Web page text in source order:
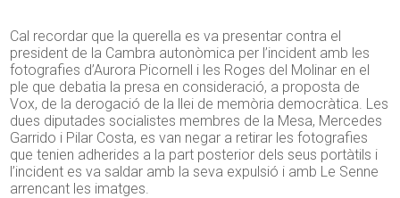
Cal recordar que la querella es va presentar contra el
president de la Cambra autonòmica per l’incident amb les
fotografies d’Aurora Picornell i les Roges del Molinar en el
ple que debatia la presa en consideració, a proposta de
Vox, de la derogació de la llei de memòria democràtica. Les
dues diputades socialistes membres de la Mesa, Mercedes
Garrido i Pilar Costa, es van negar a retirar les fotografies
que tenien adherides a la part posterior dels seus portàtils i
l’incident es va saldar amb la seva expulsió i amb Le Senne
arrencant les imatges.